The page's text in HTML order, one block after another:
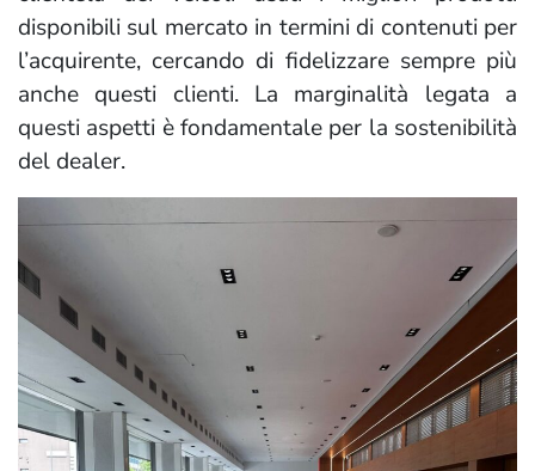
disponibili sul mercato in termini di contenuti per
l’acquirente, cercando di fidelizzare sempre più
anche questi clienti. La marginalità legata a
questi aspetti è fondamentale per la sostenibilità
del dealer.